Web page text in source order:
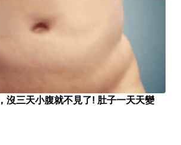
沒三天小腹就不見了! 肚子一天天變